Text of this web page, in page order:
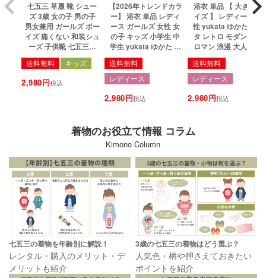
七五三 草履 靴 シュー
ズ 3歳 女の子 男の子
男女兼用 ガールズ ボー
イズ 痛くない 和装シュ
ーズ 子供靴 七五三靴
フォーマル 子供 子ども
キッズ 靴擦れしにくい
桜 七宝 おしゃれ かわ
いい かっこいい 被布
送料無料 キッズ
2,980 税込
【2026年トレンドカラ
ー】 浴衣 単品 レディ
ース ガールズ 女性 女
の子 キッズ 小学生 中
学生 yukata ゆかた ユ
カタ レトロ モダン 大
正ロマン 浪漫 大人 綺
麗 可愛い おしゃれ 10
代 20代 30代 40代 浴衣
単品 フリーサイズ 130
送料無料
レディース
2,980 税込
浴衣 単品 【 大きいサ
イズ 】 レディース 女
性 yukata ゆかた ユカ
タ レトロ モダン 大正
ロマン 浪漫 大人 綺麗
可愛い おしゃれ 10代
20代 30代 40代 浴衣単
品 TL BL 3L 4L トール
サイズ 高身長 ワイドサ
イズ ゆったり 大きい
送料無料
レディース
2,980 税込
着物のお役立て情報 コラム
Kimono Column
七五三の着物を年齢別に解説！
レンタル・購入のメリット・デ
メリットも紹介
3歳の七五三の着物はどう選ぶ？
人気色・柄や押さえておきたい
ポイントを紹介